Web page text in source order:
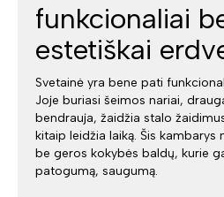
funkcionaliai
estetiškai
Svetainė yra bene pati
Joje buriasi šeimos nariai,
bendrauja, žaidžia stalo
kitaip leidžia laiką. Šis kambarys
be geros kokybės baldų, kurie
patogumą, saugumą.